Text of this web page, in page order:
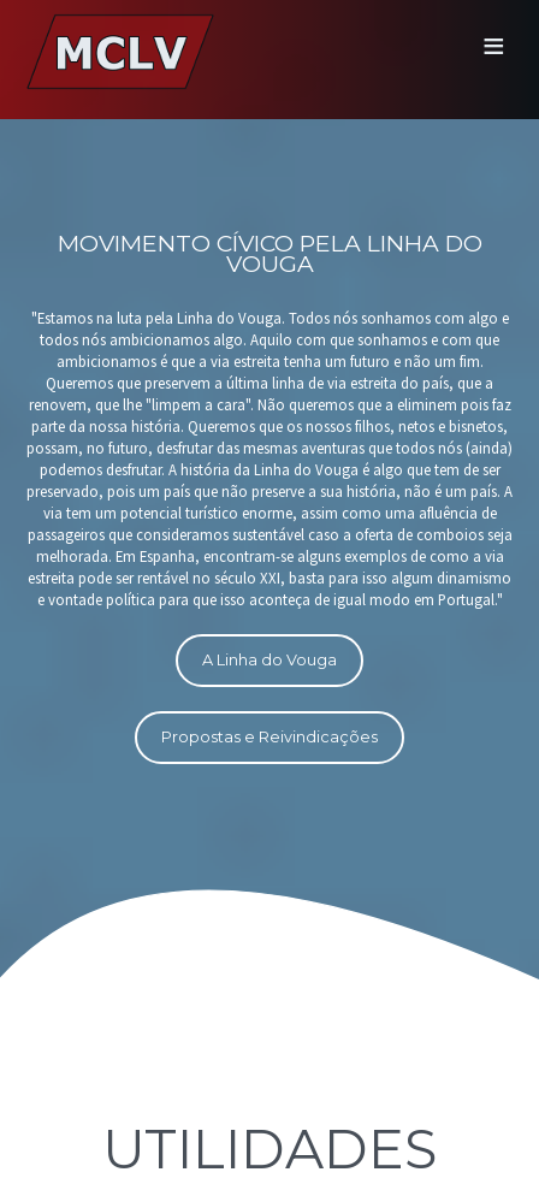
MOVIMENTO CÍVICO PELA LINHA DO
VOUGA
"Estamos na luta pela Linha do Vouga. Todos nós sonhamos com algo e
todos nós ambicionamos algo. Aquilo com que sonhamos e com que
ambicionamos é que a via estreita tenha um futuro e não um fim.
Queremos que preservem a última linha de via estreita do país, que a
renovem, que lhe "limpem a cara". Não queremos que a eliminem pois faz
parte da nossa história. Queremos que os nossos filhos, netos e bisnetos,
possam, no futuro, desfrutar das mesmas aventuras que todos nós (ainda)
podemos desfrutar. A história da Linha do Vouga é algo que tem de ser
preservado, pois um país que não preserve a sua história, não é um país. A
via tem um potencial turístico enorme, assim como uma afluência de
passageiros que consideramos sustentável caso a oferta de comboios seja
melhorada. Em Espanha, encontram-se alguns exemplos de como a via
estreita pode ser rentável no século XXI, basta para isso algum dinamismo
e vontade política para que isso aconteça de igual modo em Portugal."
A Linha do Vouga
Propostas e Reivindicações
UTILIDADES